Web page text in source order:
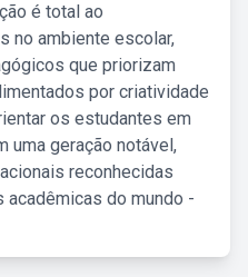
é total ao
no ambiente escolar,
que priorizam
por criatividade
os estudantes em
uma geração notável,
reconhecidas
do mundo -